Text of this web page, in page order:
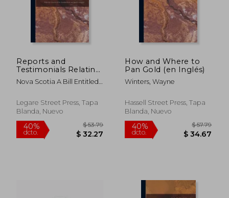
Reports and
Testimonials Relating
to the Iron Mines of
Nova Scotia
the Charter of the
Acadian Iron and
Inglés)
Nova Scotia A Bill Entitled
Legare Street Press, Tapa
Blanda, Nuevo
How and Where to
Pan Gold (en Inglés)
Winters, Wayne
Hassell Street Press, Tapa
Blanda, Nuevo